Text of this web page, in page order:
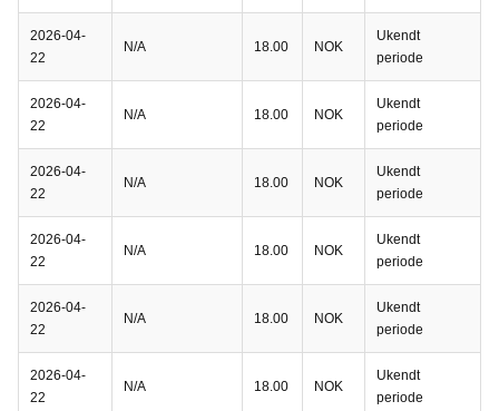
2026-04-
22
N/A 18.00 NOK
Ukendt
periode
2026-04-
22
N/A 18.00 NOK
Ukendt
periode
2026-04-
22
N/A 18.00 NOK
Ukendt
periode
2026-04-
22
N/A 18.00 NOK
Ukendt
periode
2026-04-
22
N/A 18.00 NOK
Ukendt
periode
2026-04-
22
N/A 18.00 NOK
Ukendt
periode